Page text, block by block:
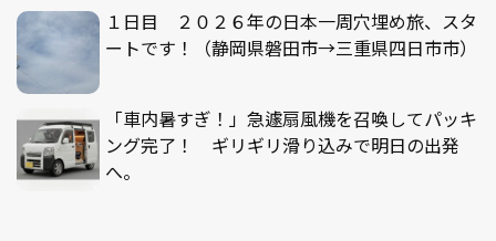
１日目 ２０２６年の日本一周穴埋め旅、スタ
ートです！（静岡県磐田市→三重県四日市市）
「車内暑すぎ！」急遽扇風機を召喚してパッキ
ング完了！ ギリギリ滑り込みで明日の出発
へ。